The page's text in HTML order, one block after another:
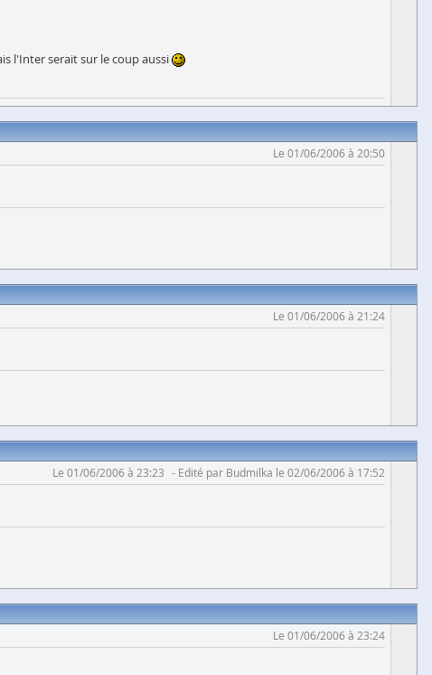
l'Inter serait sur le coup aussi
Le 01/06/2006 à 20:50
Le 01/06/2006 à 21:24
Le 01/06/2006 à 23:23 Edité par Budmilka le 02/06/2006 à 17:52
Le 01/06/2006 à 23:24